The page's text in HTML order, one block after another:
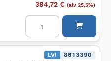
384,72 € (alv 25,5%)
Tasauslaatikko
HALTON
PRL/D-
800-
LVI 8613390